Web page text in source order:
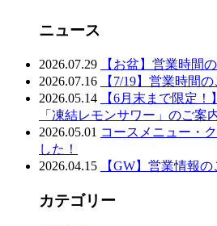
ニュース
2026.07.29
【お盆】営業時間
2026.07.16
【7/19】営業時間
2026.05.14
【6月末まで限定
「凍結レモンサワー」のご案
2026.05.01 コースメニュー・
した！
2026.04.15
【GW】営業情報
カテゴリー